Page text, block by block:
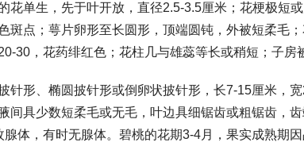
花单生，先于叶开放，直径2.5-3.5厘米；花梗极短
斑点；萼片卵形至长圆形，顶端圆钝，外被短柔毛
30，花药绯红色；花柱几与雄蕊等长或稍短；子房
针形、椭圆披针形或倒卵状披针形，长7-15厘米，
间具少数短柔毛或无毛，叶边具细锯齿或粗锯齿，
体，有时无腺体。碧桃的花期3-4月，果实成熟期因